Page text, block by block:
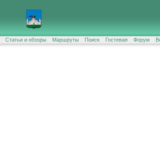
Статьи и обзоры Маршруты Поиск Гостевая Форум